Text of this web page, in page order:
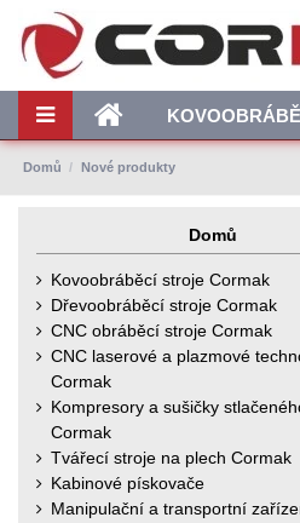
Domů Nové produkty
Domů
Kovoobráběcí stroje Cormak
Dřevoobráběcí stroje Cormak
CNC obráběcí stroje Cormak
CNC laserové a plazmové
Cormak
Kompresory a sušičky
Cormak
Tvářecí stroje na plech Cormak
Kabinové pískovače
Manipulační a transportní